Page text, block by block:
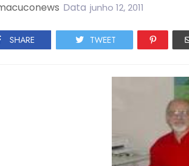
Data junho 12, 2011
SHARE TWEET